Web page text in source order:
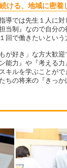
ける、地域に密着
導では先生１人に
当制』なので自分
回で働きたいという
が好き」な方大歓迎
能力』や『考える
キルを学ぶことが
ちの将来の『きっ